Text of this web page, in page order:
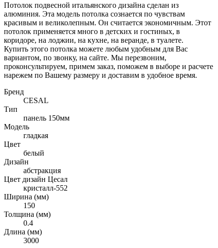
Потолок подвесной итальянского дизайна сделан из
алюминия. Эта модель потолка сознается по чувствам
красивым и великолепным. Он считается экономичным. Этот
потолок применяется много в детских и гостиных, в
коридоре, на лоджии, на кухне, на веранде, в туалете.
Купить этого потолка можете любым удобным для Вас
вариантом, по звонку, на сайте. Мы перезвоним,
проконсультируем, примем заказ, поможем в выборе и расчете
нарежем по Вашему размеру и доставим в удобное время.
Бренд
CESAL
Тип
панель 150мм
Модель
гладкая
Цвет
белый
Дизайн
абстракция
Цвет дизайн Цесал
кристалл-552
Ширина (мм)
150
Толщина (мм)
0.4
Длина (мм)
3000